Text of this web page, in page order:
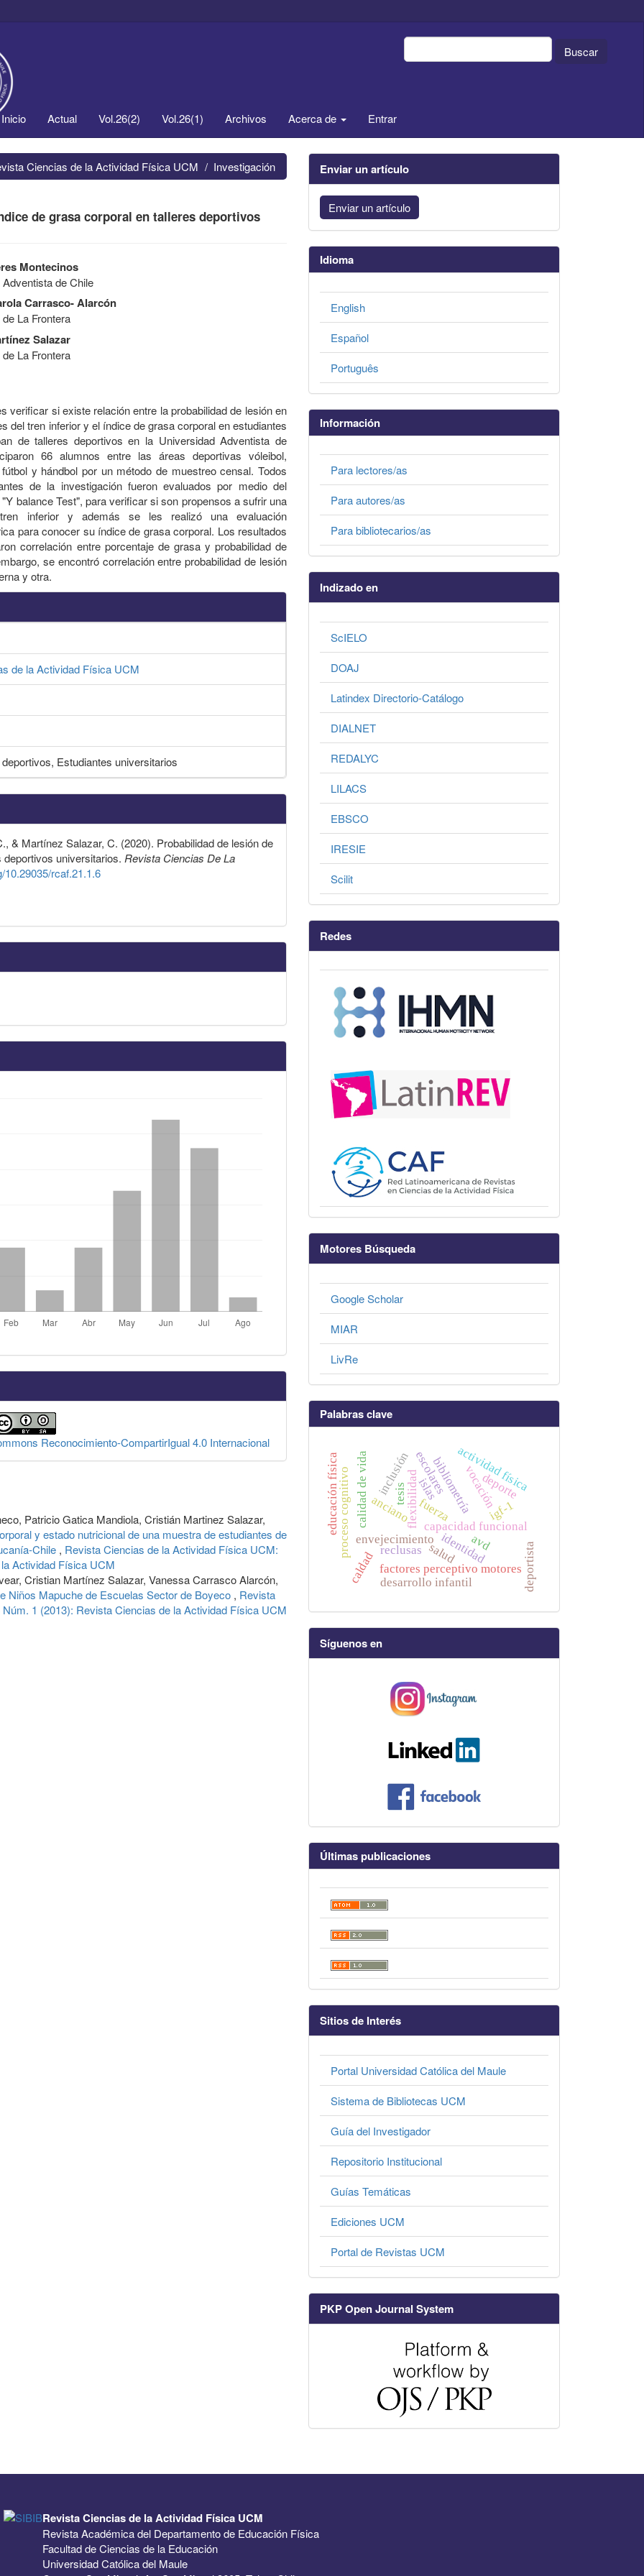
Buscar
Inicio Actual Vol.26(2) Vol.26(1) Archivos Acerca de Entrar
Ciencias de la Actividad Física UCM Investigación
de grasa corporal en talleres deportivos
Montecinos
de Chile
Carrasco- Alarcón
La Frontera
Salazar
La Frontera
verificar si existe relación entre la probabilidad de lesión en
del tren inferior y el índice de grasa corporal en estudiantes
de talleres deportivos en la Universidad Adventista de
66 alumnos entre las áreas deportivas vóleibol,
y hándbol por un método de muestreo censal. Todos
de la investigación fueron evaluados por medio del
balance Test", para verificar si son propensos a sufrir una
inferior y además se les realizó una evaluación
para conocer su índice de grasa corporal. Los resultados
correlación entre porcentaje de grasa y probabilidad de
se encontró correlación entre probabilidad de lesión
y otra.
de la Actividad Física UCM
Estudiantes universitarios
& Martínez Salazar, C. (2020). Probabilidad de lesión de
universitarios. Revista Ciencias De La
10.29035/rcaf.21.1.6
Reconocimiento-CompartirIgual 4.0 Internacional
Patricio Gatica Mandiola, Cristián Martinez Salazar,
y estado nutricional de una muestra de estudiantes de
Chile , Revista Ciencias de la Actividad Física UCM:
Actividad Física UCM
Cristian Martínez Salazar, Vanessa Carrasco Alarcón,
Niños Mapuche de Escuelas Sector de Boyeco , Revista
1 (2013): Revista Ciencias de la Actividad Física UCM
Enviar un artículo
Enviar un artículo
Idioma
English
Español
Português
Información
Para lectores/as
Para autores/as
Para bibliotecarios/as
Indizado en
ScIELO
DOAJ
Latindex Directorio-Catálogo
DIALNET
REDALYC
LILACS
EBSCO
IRESIE
Scilit
Redes
Motores Búsqueda
Google Scholar
MIAR
LivRe
Palabras clave
envejecimiento
fuerza
flexibilidad capacidad funcional
anciano
calidad de vida
proceso cognitivo vocación
identidad
educación física
reclusas
islas actividad física
factores perceptivo motores
inclusiónescolares
desarrollo infantil
bibliometría
tesis
avd
igf-1
salud
caldad deportista
deporte
Síguenos en
Últimas publicaciones
Sitios de Interés
Portal Universidad Católica del Maule
Sistema de Bibliotecas UCM
Guía del Investigador
Repositorio Institucional
Guías Temáticas
Ediciones UCM
Portal de Revistas UCM
PKP Open Journal System
Revista Ciencias de la Actividad Física UCM
Revista Académica del Departamento de Educación Física
Facultad de Ciencias de la Educación
Universidad Católica del Maule